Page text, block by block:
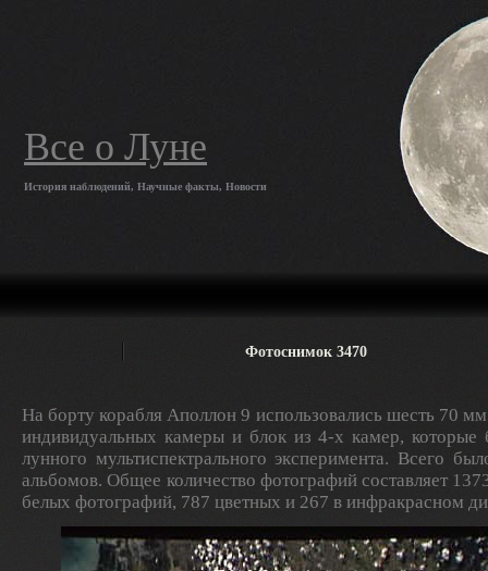
Все о Луне
История наблюдений, Научные факты, Новости
Фотоснимок 3470
На борту корабля Аполлон 9 использовались шесть 70
индивидуальных камеры и блок из 4-х камер, которые
лунного мультиспектрального эксперимента. Всего
альбомов. Общее количество фотографий составляет
белых фотографий, 787 цветных и 267 в инфракрасном